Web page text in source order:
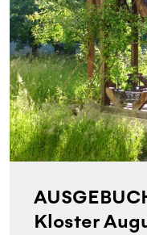
Kloster